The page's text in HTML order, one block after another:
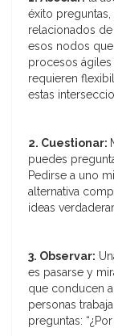
éxito
relacionados
esos nodos
procesos
requieren
estas
2. Cuestionar:
puedes
Pedirse a uno
alternativa
ideas
3. Observar:
es pasarse y
que conducen
personas
preguntas: